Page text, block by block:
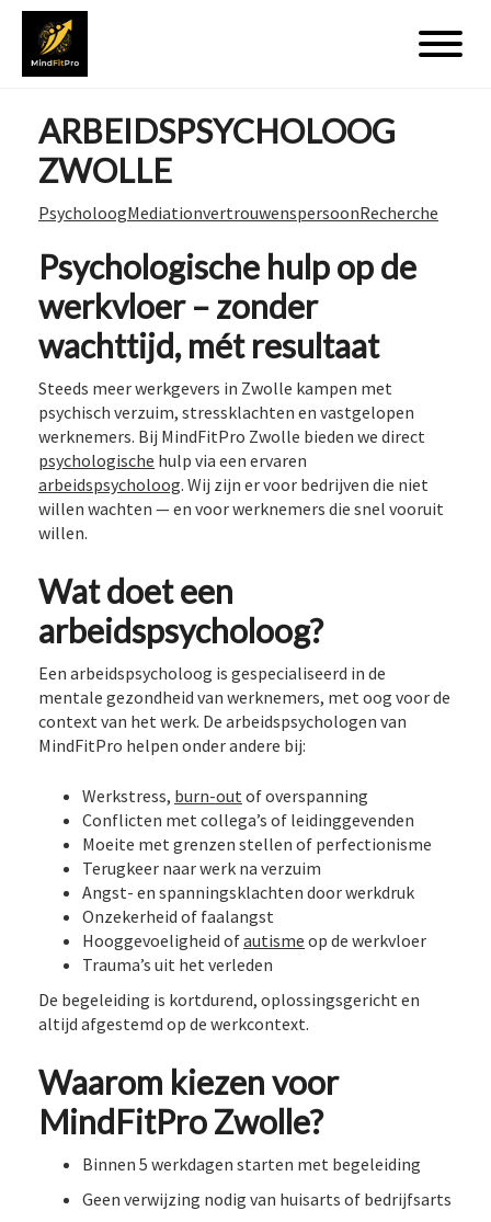
ARBEIDSPSYCHOLOOG
ZWOLLE
PsycholoogMediationvertrouwenspersoonRecherche
Psychologische hulp op de
werkvloer – zonder
wachttijd, mét resultaat
Steeds meer werkgevers in Zwolle kampen met
psychisch verzuim, stressklachten en vastgelopen
werknemers. Bij MindFitPro Zwolle bieden we direct
psychologische hulp via een ervaren
arbeidspsycholoog. Wij zijn er voor bedrijven die niet
willen wachten — en voor werknemers die snel vooruit
willen.
Wat doet een
arbeidspsycholoog?
Een arbeidspsycholoog is gespecialiseerd in de
mentale gezondheid van werknemers, met oog voor de
context van het werk. De arbeidspsychologen van
MindFitPro helpen onder andere bij:
Werkstress, burn-outof overspanning
Conflicten met collega’s of leidinggevenden
Moeite met grenzen stellen of perfectionisme
Terugkeer naar werk na verzuim
Angst- en spanningsklachten door werkdruk
Onzekerheid of faalangst
Hooggevoeligheid ofautisme op de werkvloer
Trauma’s uit het verleden
De begeleiding is kortdurend, oplossingsgericht en
altijd afgestemd op de werkcontext.
Waarom kiezen voor
MindFitPro Zwolle?
Binnen 5 werkdagen starten met begeleiding
Geen verwijzing nodig van huisarts of bedrijfsarts